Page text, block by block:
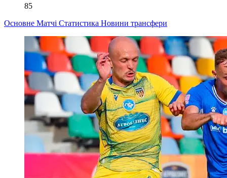
85
Основне Матчі Статистика Новини трансфери